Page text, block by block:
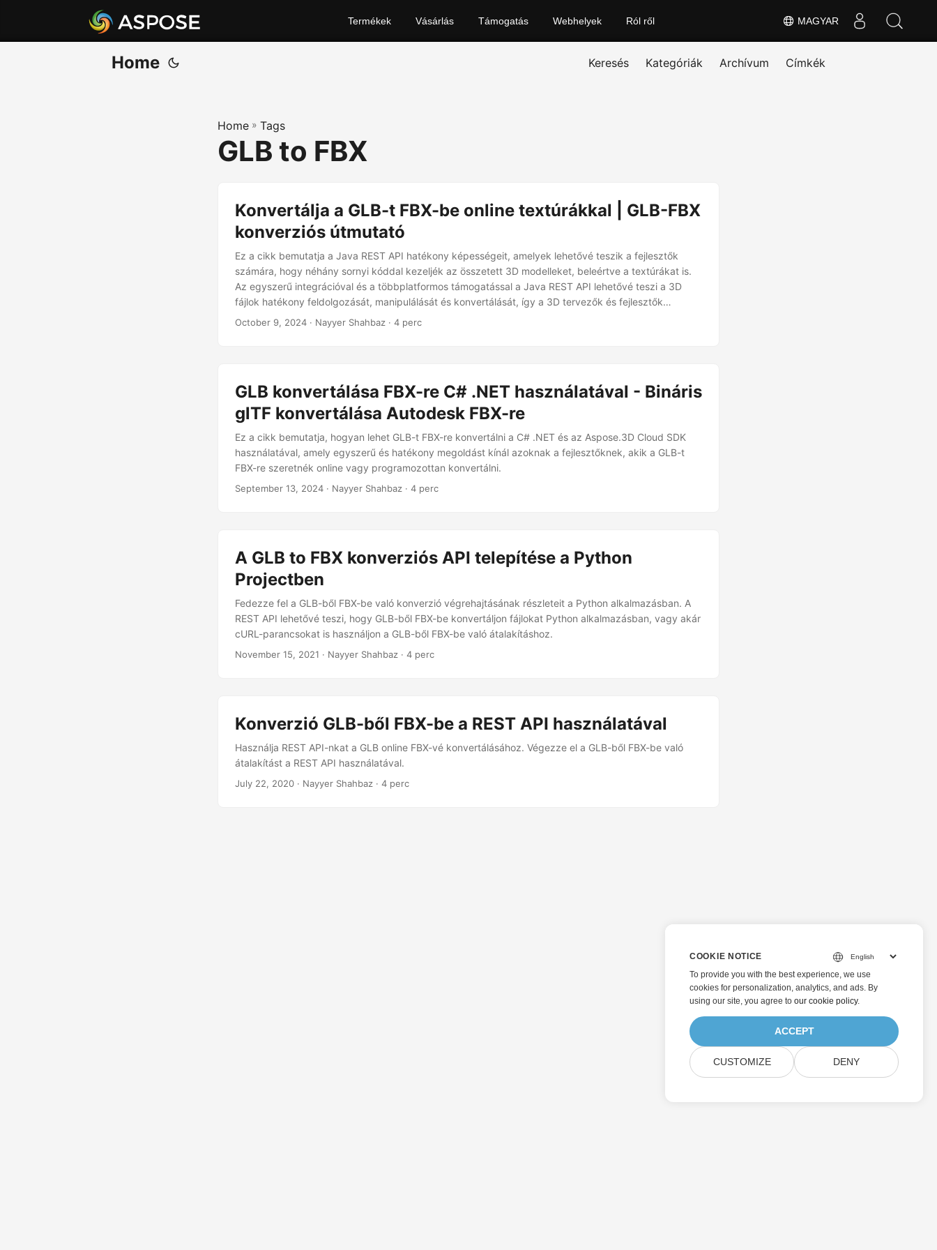
MAGYAR
Termékek Vásárlás Támogatás Webhelyek Ról ről
Home Keresés Kategóriák Archívum Címkék
Home » Tags
GLB to FBX
Konvertálja a GLB-t FBX-be online textúrákkal | GLB-FBX
konverziós útmutató
Ez a cikk bemutatja a Java REST API hatékony képességeit, amelyek lehetővé teszik a fejlesztők
számára, hogy néhány sornyi kóddal kezeljék az összetett 3D modelleket, beleértve a textúrákat is.
Az egyszerű integrációval és a többplatformos támogatással a Java REST API lehetővé teszi a 3D
fájlok hatékony feldolgozását, manipulálását és konvertálását, így a 3D tervezők és fejlesztők
nélkülözhetetlen eszközévé válik.
October 9, 2024 · Nayyer Shahbaz · 4 perc
GLB konvertálása FBX-re C# .NET használatával - Bináris
glTF konvertálása Autodesk FBX-re
Ez a cikk bemutatja, hogyan lehet GLB-t FBX-re konvertálni a C# .NET és az Aspose.3D Cloud SDK
használatával, amely egyszerű és hatékony megoldást kínál azoknak a fejlesztőknek, akik a GLB-t
FBX-re szeretnék online vagy programozottan konvertálni.
September 13, 2024 · Nayyer Shahbaz · 4 perc
A GLB to FBX konverziós API telepítése a Python
Projectben
Fedezze fel a GLB-ből FBX-be való konverzió végrehajtásának részleteit a Python alkalmazásban. A
REST API lehetővé teszi, hogy GLB-ből FBX-be konvertáljon fájlokat Python alkalmazásban, vagy akár
cURL-parancsokat is használjon a GLB-ből FBX-be való átalakításhoz.
November 15, 2021 · Nayyer Shahbaz · 4 perc
Konverzió GLB-ből FBX-be a REST API használatával
Használja REST API-nkat a GLB online FBX-vé konvertálásához. Végezze el a GLB-ből FBX-be való
átalakítást a REST API használatával.
July 22, 2020 · Nayyer Shahbaz · 4 perc
COOKIE NOTICE
To provide you with the best experience, we use
cookies for personalization, analytics, and ads. By
using our site, you agree to our cookie policy.
ACCEPT
CUSTOMIZE DENY